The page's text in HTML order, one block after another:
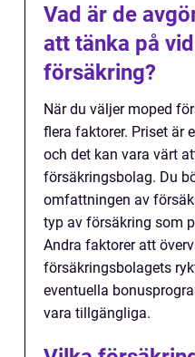
Vad är de
att tänka på
försäkring?
När du väljer moped
flera faktorer. Priset är
och det kan vara värt
försäkringsbolag. Du
omfattningen av
typ av försäkring som
Andra faktorer att
försäkringsbolagets
eventuella
vara tillgängliga.